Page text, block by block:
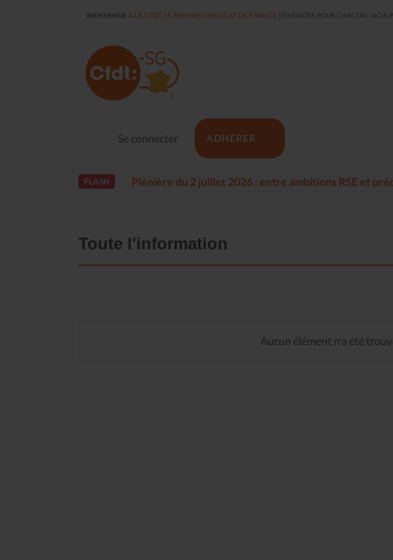
BIENVENUE À LA CFDT, LE PREMIER SYNDICAT DE FRANCE S'ENGAGER POUR CHACUN - AGIR
Se connecter ADHÉRER
FLASH Plénière du 2 juillet 2026 : entre ambitions RSE et
Toute l'information
Aucun élément n'a été